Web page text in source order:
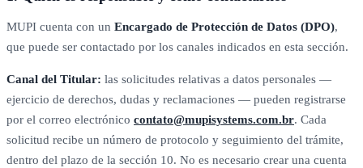
MUPI cuenta con un Encargado de Protección de Datos (DPO),
que puede ser contactado por los canales indicados en esta sección.
Canal del Titular: las solicitudes relativas a datos personales —
ejercicio de derechos, dudas y reclamaciones — pueden registrarse
por el correo electrónico contato@mupisystems.com.br. Cada
solicitud recibe un número de protocolo y seguimiento del trámite,
dentro del plazo de la sección 10. No es necesario crear una cuenta